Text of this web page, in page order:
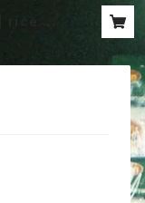
| rice w